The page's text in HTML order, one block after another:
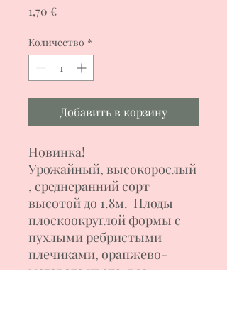
1,70 €Цена
Количество *
Добавить в корзину
Новинка!
Урожайный, высокорослый
, среднеранний сорт
высотой до 1.8м. Плоды
плоскоокруглой формы с
пухлыми ребристыми
плечиками, оранжево-
медового цвета, все